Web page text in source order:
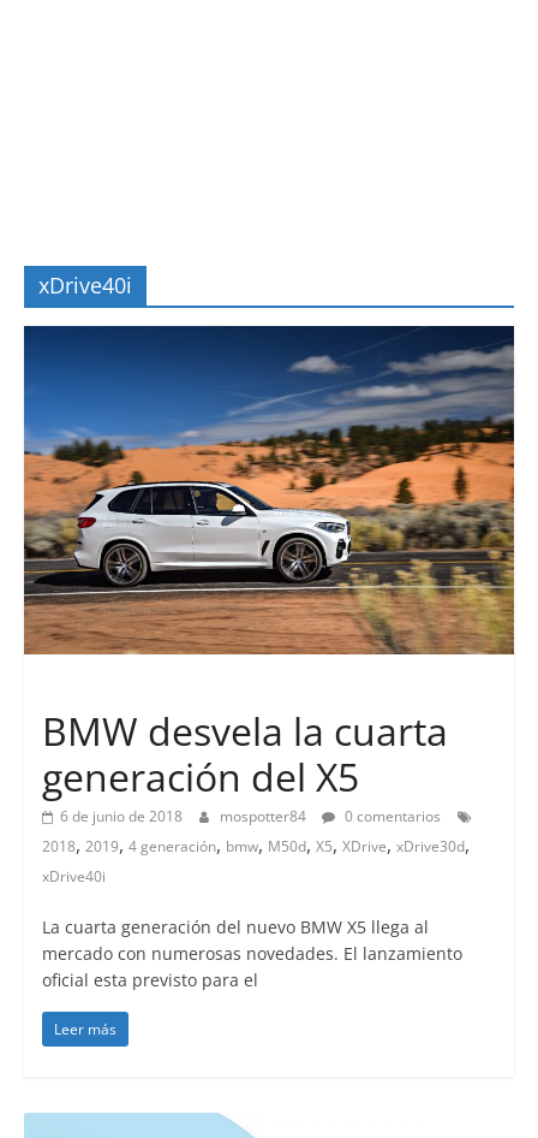
xDrive40i
BMW desvela la cuarta
generación del X5
6 de junio de 2018 mospotter84
0 comentarios
2018, 2019, 4 generación, bmw, M50d, X5, XDrive, xDrive30d,
xDrive40i
La cuarta generación del nuevo BMW X5 llega al
mercado con numerosas novedades. El lanzamiento
oficial esta previsto para el
Leer más